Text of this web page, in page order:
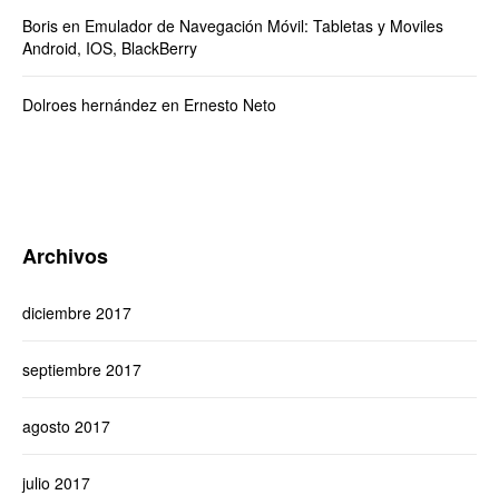
Boris en Emulador de Navegación Móvil: Tabletas y Moviles
Android, IOS, BlackBerry
Dolroes hernández en Ernesto Neto
Archivos
diciembre 2017
septiembre 2017
agosto 2017
julio 2017